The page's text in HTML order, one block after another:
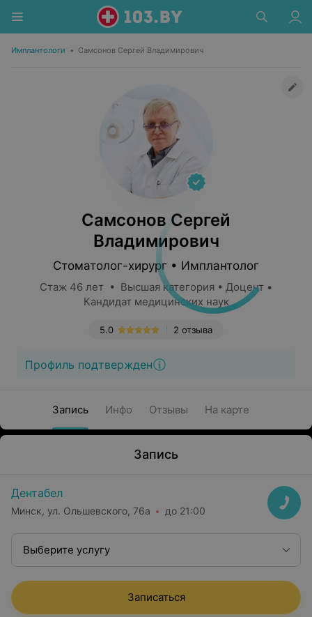
Имплантологи • Самсонов Сергей Владимирович
Самсонов Сергей
Владимирович
Стоматолог-хирург • Имплантолог
Стаж 46 лет • Высшая категория • Доцент •
Кандидат медицинских наук
2 отзыва
5.0
Профиль подтвержден
Запись Инфо Отзывы На карте
Запись
Дентабел
Минск, ул. Ольшевского, 76а до 21:00
Выберите услугу
Записаться